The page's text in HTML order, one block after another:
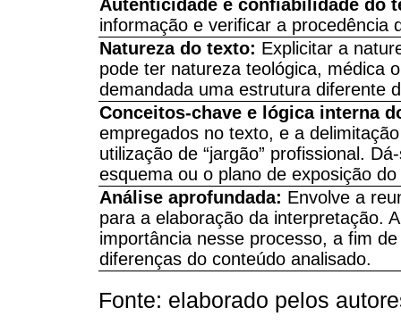
Autenticidade e confiabilidade do
informação e verificar a procedência
Natureza do texto: Explicitar a
pode ter natureza teológica, médica
demandada uma estrutura diferente
Conceitos-chave e lógica interna
empregados no texto, e a
utilização de “jargão” profissional.
esquema ou o plano de exposição
Análise aprofundada: Envolve a
para a elaboração da interpretação.
importância nesse processo, a fim
diferenças do conteúdo analisado.
Fonte: elaborado pelos